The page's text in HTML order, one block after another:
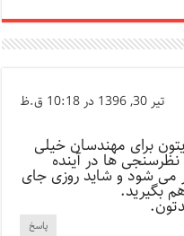
تیر 30, 1396 در 10:18 ق.ظ
برای مهندسان خیلی
ها در آینده
می شود و شاید روزی جای
پاسخ